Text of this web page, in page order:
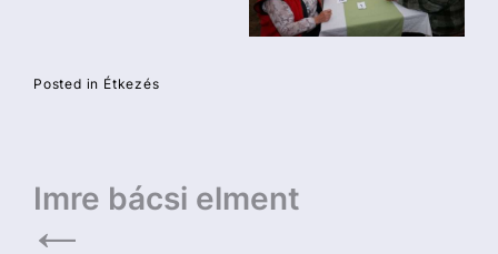
Posted in Étkezés
Bejegyzés
navigáció
Imre bácsi elment